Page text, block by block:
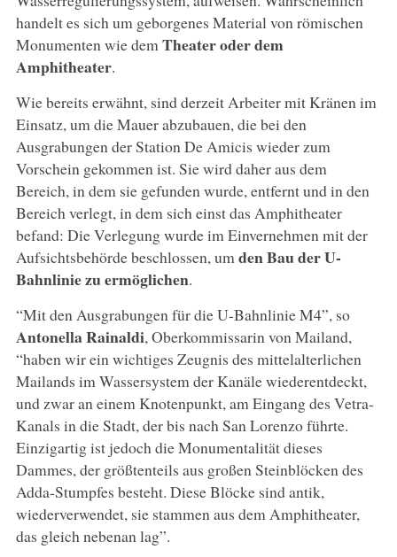
handelt es sich um geborgenes Material von römischen
Monumenten wie dem Theater oder dem
Amphitheater.
Wie bereits erwähnt, sind derzeit Arbeiter mit Kränen im
Einsatz, um die Mauer abzubauen, die bei den
Ausgrabungen der Station De Amicis wieder zum
Vorschein gekommen ist. Sie wird daher aus dem
Bereich, in dem sie gefunden wurde, entfernt und in den
Bereich verlegt, in dem sich einst das Amphitheater
befand: Die Verlegung wurde im Einvernehmen mit der
Aufsichtsbehörde beschlossen, um den Bau der U-
Bahnlinie zu ermöglichen.
“Mit den Ausgrabungen für die U-Bahnlinie M4”, so
Antonella Rainaldi, Oberkommissarin von Mailand,
“haben wir ein wichtiges Zeugnis des mittelalterlichen
Mailands im Wassersystem der Kanäle wiederentdeckt,
und zwar an einem Knotenpunkt, am Eingang des Vetra-
Kanals in die Stadt, der bis nach San Lorenzo führte.
Einzigartig ist jedoch die Monumentalität dieses
Dammes, der größtenteils aus großen Steinblöcken des
Adda-Stumpfes besteht. Diese Blöcke sind antik,
wiederverwendet, sie stammen aus dem Amphitheater,
das gleich nebenan lag”.